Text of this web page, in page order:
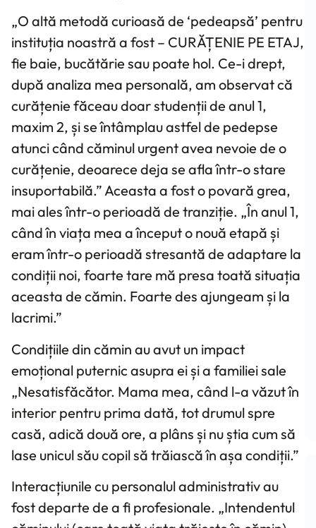
„O altă metodă curioasă de ‘pedeapsă’ pentru
instituția noastră a fost – CURĂȚENIE PE ETAJ,
fie baie, bucătărie sau poate hol. Ce-i drept,
după analiza mea personală, am observat că
curățenie făceau doar studenții de anul 1,
maxim 2, și se întâmplau astfel de pedepse
atunci când căminul urgent avea nevoie de o
curățenie, deoarece deja se afla într-o stare
insuportabilă.” Aceasta a fost o povară grea,
mai ales într-o perioadă de tranziție. „În anul 1,
când în viața mea a început o nouă etapă și
eram într-o perioadă stresantă de adaptare la
condiții noi, foarte tare mă presa toată situația
aceasta de cămin. Foarte des ajungeam și la
lacrimi.”
Condițiile din cămin au avut un impact
emoțional puternic asupra ei și a familiei sale
„Nesatisfăcător. Mama mea, când l-a văzut în
interior pentru prima dată, tot drumul spre
casă, adică două ore, a plâns și nu știa cum să
lase unicul său copil să trăiască în așa condiții.”
Interacțiunile cu personalul administrativ au
fost departe de a fi profesionale. „Intendentul